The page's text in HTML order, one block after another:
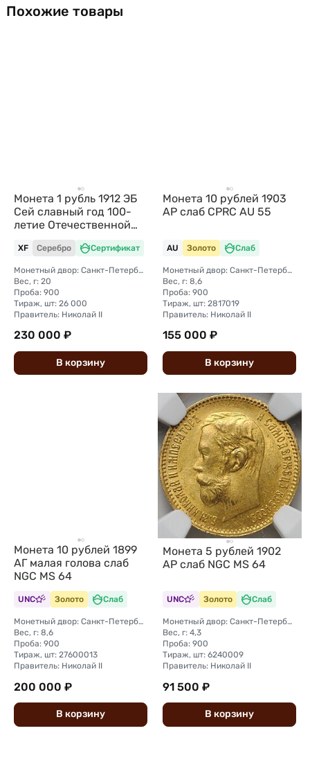
Похожие товары
Монета 1 рубль 1912 ЭБ
Сей славный год 100-
летие Отечественной
войны 1812
XF Серебро Сертификат
Монетный двор: Санкт-Петербургский монетный двор
Вес, г: 20
Проба: 900
Тираж, шт: 26 000
Правитель: Николай II
230 000 ₽
В корзину
Монета 10 рублей 1903
АР слаб CPRC AU 55
AU Золото Слаб
Монетный двор: Санкт-Петербургский монетный двор
Вес, г: 8,6
Проба: 900
Тираж, шт: 2817019
Правитель: Николай II
155 000 ₽
В корзину
Монета 10 рублей 1899
АГ малая голова слаб
NGC MS 64
UNC Золото Слаб
Монетный двор: Санкт-Петербургский монетный двор
Вес, г: 8,6
Проба: 900
Тираж, шт: 27600013
Правитель: Николай II
200 000 ₽
В корзину
Монета 5 рублей 1902
АР слаб NGC MS 64
UNC Золото Слаб
Монетный двор: Санкт-Петербургский монетный двор
Вес, г: 4,3
Проба: 900
Тираж, шт: 6240009
Правитель: Николай II
91 500 ₽
В корзину